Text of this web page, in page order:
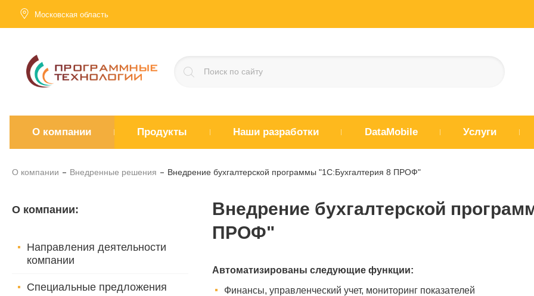
Московская область
О компании Продукты Наши разработки DataMobile Услуги
О компании Внедренные решения Внедрение бухгалтерской программы "1С:Бухгалтерия 8 ПРОФ"
О компании:
Направления деятельности
компании
Специальные предложения
Внедрение бухгалтерской
ПРОФ"
Автоматизированы следующие функции:
Финансы, управленческий учет, мониторинг показателей